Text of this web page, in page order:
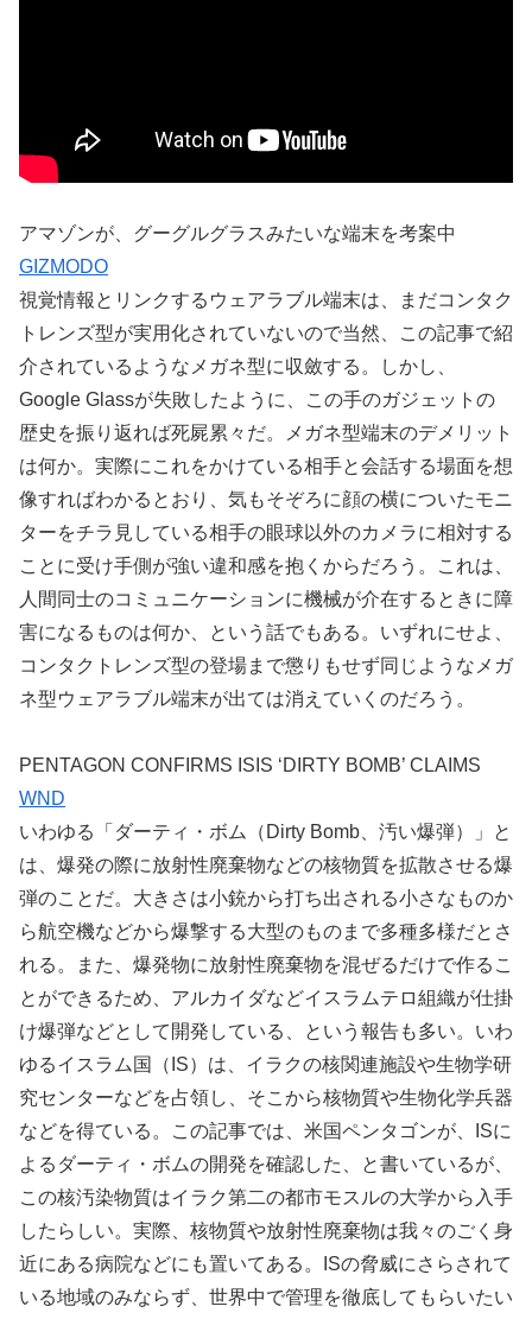
アマゾンが、グーグルグラスみたいな端末を考案中
GIZMODO
視覚情報とリンクするウェアラブル端末は、まだコンタク
トレンズ型が実用化されていないので当然、この記事で紹
介されているようなメガネ型に収斂する。しかし、
Google Glassが失敗したように、この手のガジェットの
歴史を振り返れば死屍累々だ。メガネ型端末のデメリット
は何か。実際にこれをかけている相手と会話する場面を想
像すればわかるとおり、気もそぞろに顔の横についたモニ
ターをチラ見している相手の眼球以外のカメラに相対する
ことに受け手側が強い違和感を抱くからだろう。これは、
人間同士のコミュニケーションに機械が介在するときに障
害になるものは何か、という話でもある。いずれにせよ、
コンタクトレンズ型の登場まで懲りもせず同じようなメガ
ネ型ウェアラブル端末が出ては消えていくのだろう。
PENTAGON CONFIRMS ISIS ‘DIRTY BOMB’ CLAIMS
WND
いわゆる「ダーティ・ボム（Dirty Bomb、汚い爆弾）」と
は、爆発の際に放射性廃棄物などの核物質を拡散させる爆
弾のことだ。大きさは小銃から打ち出される小さなものか
ら航空機などから爆撃する大型のものまで多種多様だとさ
れる。また、爆発物に放射性廃棄物を混ぜるだけで作るこ
とができるため、アルカイダなどイスラムテロ組織が仕掛
け爆弾などとして開発している、という報告も多い。いわ
ゆるイスラム国（IS）は、イラクの核関連施設や生物学研
究センターなどを占領し、そこから核物質や生物化学兵器
などを得ている。この記事では、米国ペンタゴンが、ISに
よるダーティ・ボムの開発を確認した、と書いているが、
この核汚染物質はイラク第二の都市モスルの大学から入手
したらしい。実際、核物質や放射性廃棄物は我々のごく身
近にある病院などにも置いてある。ISの脅威にさらされて
いる地域のみならず、世界中で管理を徹底してもらいたい